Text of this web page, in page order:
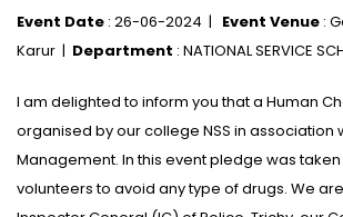
Event Date : 26-06-2024 | Event Venue :
Karur | Department : NATIONAL SERVICE
I am delighted to inform you that a Human
organised by our college NSS in association
Management. In this event pledge was taken
volunteers to avoid any type of drugs. We